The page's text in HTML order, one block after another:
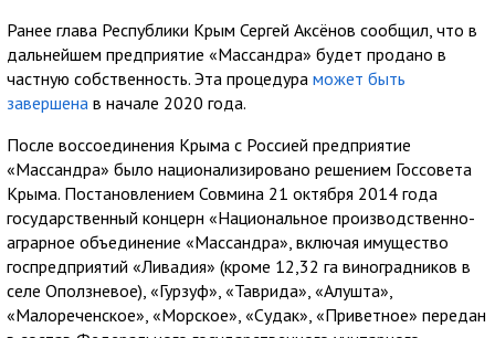
Ранее глава Республики Крым Сергей Аксёнов сообщил, что в
дальнейшем предприятие «Массандра» будет продано в
частную собственность. Эта процедура может быть
завершена в начале 2020 года.
После воссоединения Крыма с Россией предприятие
«Массандра» было национализировано решением Госсовета
Крыма. Постановлением Совмина 21 октября 2014 года
государственный концерн «Национальное производственно-
аграрное объединение «Массандра», включая имущество
госпредприятий «Ливадия» (кроме 12,32 га виноградников в
селе Оползневое), «Гурзуф», «Таврида», «Алушта»,
«Малореченское», «Морское», «Судак», «Приветное» передан